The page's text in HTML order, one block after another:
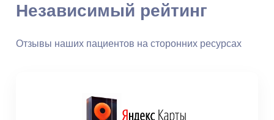
Независимый рейтинг
Отзывы наших пациентов на сторонних ресурсах